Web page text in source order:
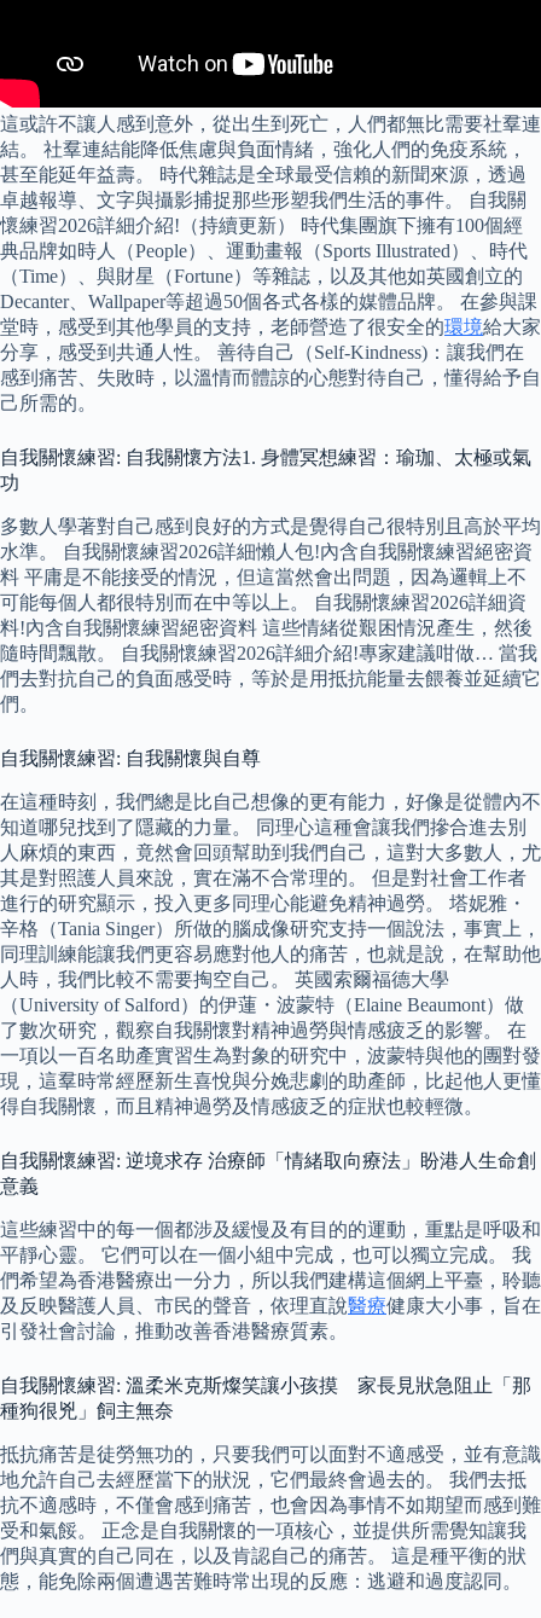
這或許不讓人感到意外，從出生到死亡，人們都無比需要社羣連
結。 社羣連結能降低焦慮與負面情緒，強化人們的免疫系統，
甚至能延年益壽。 時代雜誌是全球最受信賴的新聞來源，透過
卓越報導、文字與攝影捕捉那些形塑我們生活的事件。 自我關
懷練習2026詳細介紹!（持續更新） 時代集團旗下擁有100個經
典品牌如時人（People）、運動畫報（Sports Illustrated）、時代
（Time）、與財星（Fortune）等雜誌，以及其他如英國創立的
Decanter、Wallpaper等超過50個各式各樣的媒體品牌。 在參與課
堂時，感受到其他學員的支持，老師營造了很安全的環境給大家
分享，感受到共通人性。 善待自己（Self-Kindness)：讓我們在
感到痛苦、失敗時，以溫情而體諒的心態對待自己，懂得給予自
己所需的。
自我關懷練習: 自我關懷方法1. 身體冥想練習：瑜珈、太極或氣
功
多數人學著對自己感到良好的方式是覺得自己很特別且高於平均
水準。 自我關懷練習2026詳細懶人包!內含自我關懷練習絕密資
料 平庸是不能接受的情況，但這當然會出問題，因為邏輯上不
可能每個人都很特別而在中等以上。 自我關懷練習2026詳細資
料!內含自我關懷練習絕密資料 這些情緒從艱困情況產生，然後
隨時間飄散。 自我關懷練習2026詳細介紹!專家建議咁做… 當我
們去對抗自己的負面感受時，等於是用抵抗能量去餵養並延續它
們。
自我關懷練習: 自我關懷與自尊
在這種時刻，我們總是比自己想像的更有能力，好像是從體內不
知道哪兒找到了隱藏的力量。 同理心這種會讓我們摻合進去別
人麻煩的東西，竟然會回頭幫助到我們自己，這對大多數人，尤
其是對照護人員來說，實在滿不合常理的。 但是對社會工作者
進行的研究顯示，投入更多同理心能避免精神過勞。 塔妮雅・
辛格（Tania Singer）所做的腦成像研究支持一個說法，事實上，
同理訓練能讓我們更容易應對他人的痛苦，也就是說，在幫助他
人時，我們比較不需要掏空自己。 英國索爾福德大學
（University of Salford）的伊蓮・波蒙特（Elaine Beaumont）做
了數次研究，觀察自我關懷對精神過勞與情感疲乏的影響。 在
一項以一百名助產實習生為對象的研究中，波蒙特與他的團對發
現，這羣時常經歷新生喜悅與分娩悲劇的助產師，比起他人更懂
得自我關懷，而且精神過勞及情感疲乏的症狀也較輕微。
自我關懷練習: 逆境求存 治療師「情緒取向療法」盼港人生命創
意義
這些練習中的每一個都涉及緩慢及有目的的運動，重點是呼吸和
平靜心靈。 它們可以在一個小組中完成，也可以獨立完成。 我
們希望為香港醫療出一分力，所以我們建構這個網上平臺，聆聽
及反映醫護人員、市民的聲音，依理直說醫療健康大小事，旨在
引發社會討論，推動改善香港醫療質素。
自我關懷練習: 溫柔米克斯燦笑讓小孩摸 家長見狀急阻止「那
種狗很兇」飼主無奈
抵抗痛苦是徒勞無功的，只要我們可以面對不適感受，並有意識
地允許自己去經歷當下的狀況，它們最終會過去的。 我們去抵
抗不適感時，不僅會感到痛苦，也會因為事情不如期望而感到難
受和氣餒。 正念是自我關懷的一項核心，並提供所需覺知讓我
們與真實的自己同在，以及肯認自己的痛苦。 這是種平衡的狀
態，能免除兩個遭遇苦難時常出現的反應：逃避和過度認同。